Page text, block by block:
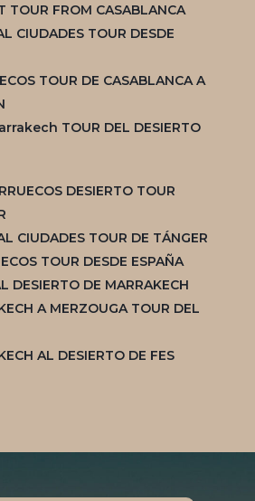
TOUR FROM CASABLANCA
CIUDADES TOUR DESDE
TOUR DE CASABLANCA A
TOUR DEL DESIERTO
DESIERTO TOUR
CIUDADES TOUR DE TÁNGER
TOUR DESDE ESPAÑA
DESIERTO DE MARRAKECH
A MERZOUGA TOUR DEL
AL DESIERTO DE FES